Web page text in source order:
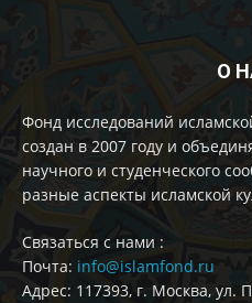
О
Фонд исследований
создан в 2007 году и
научного и студенческого
разные аспекты исламской
Cвязаться с нами :
Почта: info@islamfond.ru
Адрес: 117393, г. Москва, ул.